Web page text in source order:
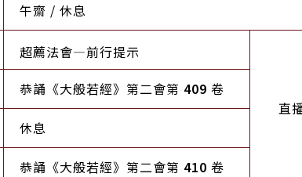
午齋 / 休息
超薦法會—前行提示
直
恭誦《大般若經》第二會第 409 卷
休息
恭誦《大般若經》第二會第 410 卷